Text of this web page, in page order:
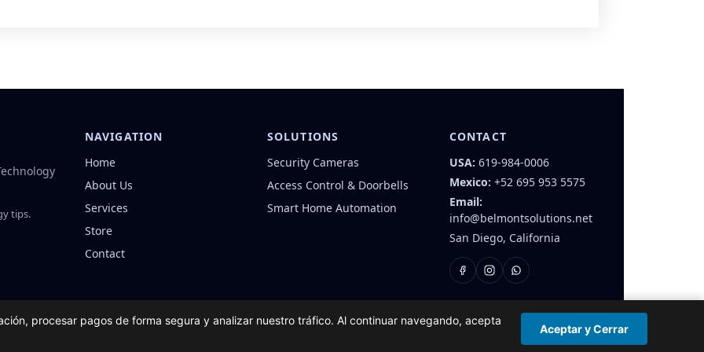
tips.
NAVIGATION
Home
About Us
Services
Store
Contact
SOLUTIONS
Security Cameras
Access Control & Doorbells
Smart Home Automation
CONTACT
USA: 619-984-0006
Mexico: +52 695 953 5575
Email:
info@belmontsolutions.net
San Diego, California
Privacy Policy Terms & Conditions
procesar pagos de forma segura y analizar nuestro tráfico. Al continuar navegando, acepta
Aceptar y Cerrar